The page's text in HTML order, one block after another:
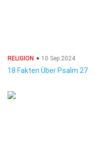
RELIGION 10 Sep 2024
18 Fakten Über Psalm 27